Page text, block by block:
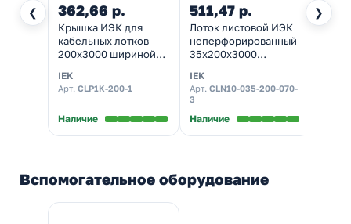
❮ ❯
362,66 р.
Крышка ИЭК для
кабельных лотков
200х3000 шириной
мм
IEK
Арт. CLP1K-200-1
Наличие
511,47 р.
Лоток листовой ИЭК
неперфорированный
35х200х3000
мм
IEK
Арт. CLN10-035-200-070-
3
Наличие
Вспомогательное оборудование